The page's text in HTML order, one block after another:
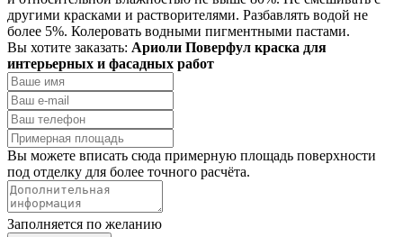
другими красками и растворителями. Разбавлять водой не
более 5%. Колеровать водными пигментными пастами.
Вы хотите заказать: Ариоли Поверфул краска для
интерьерных и фасадных работ
Вы можете вписать сюда примерную площадь поверхности
под отделку для более точного расчёта.
Заполняется по желанию